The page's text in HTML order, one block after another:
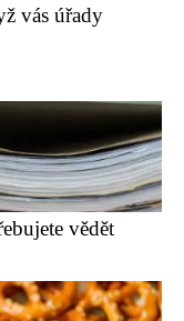
vás úřady
vědět